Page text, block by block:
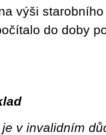
výši
do doby
v invalidním